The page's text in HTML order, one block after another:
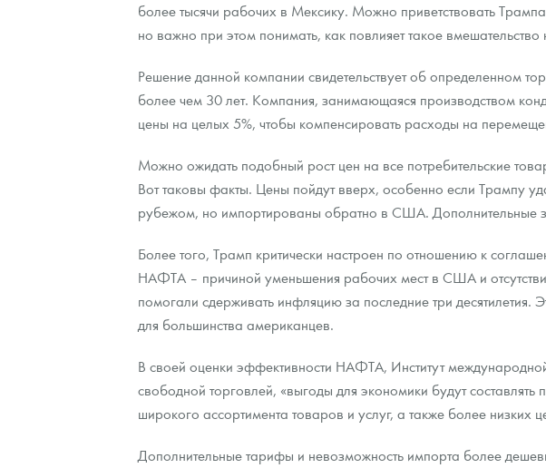
более тысячи рабочих в Мексику. Можно приветствовать
но важно при этом понимать, как повлияет такое вмешательство
Решение данной компании свидетельствует об определенном
более чем 30 лет. Компания, занимающаяся производством
цены на целых 5%, чтобы компенсировать расходы на
Можно ожидать подобный рост цен на все потребительские
Вот таковы факты. Цены пойдут вверх, особенно если Трампу
рубежом, но импортированы обратно в США. Дополнительные
Более того, Трамп критически настроен по отношению к
НАФТА – причиной уменьшения рабочих мест в США и
помогали сдерживать инфляцию за последние три
для большинства американцев.
В своей оценки эффективности НАФТА, Институт
свободной торговлей, «выгоды для экономики будут
широкого ассортимента товаров и услуг, а также более низких
Дополнительные тарифы и невозможность импорта более